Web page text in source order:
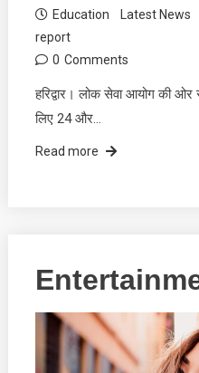
Education
Latest News
report
0 Comments
हरिद्वार। लोक सेवा आयोग की
लिए 24 और…
Read more